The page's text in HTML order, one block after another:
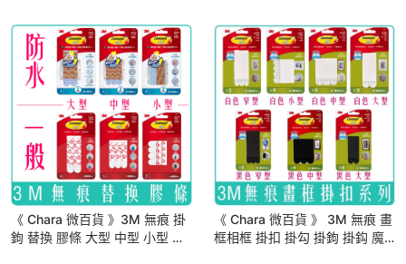
《 Chara 微百貨 》3M 無痕 掛
鉤 替換 膠條 大型 中型 小型 防
《 Chara 微百貨 》 3M 無痕 畫
框相框 掛扣 掛勾 掛鉤 掛鈎 魔